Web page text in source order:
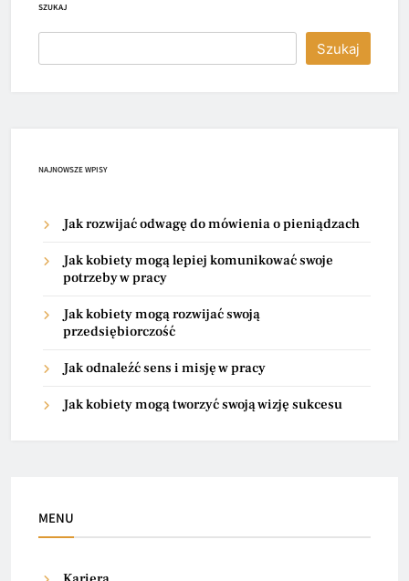
SZUKAJ
Szukaj
NAJNOWSZE WPISY
Jak rozwijać odwagę do mówienia o pieniądzach
Jak kobiety mogą lepiej komunikować swoje
potrzeby w pracy
Jak kobiety mogą rozwijać swoją
przedsiębiorczość
Jak odnaleźć sens i misję w pracy
Jak kobiety mogą tworzyć swoją wizję sukcesu
MENU